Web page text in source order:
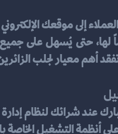
أهم معيار لجلب